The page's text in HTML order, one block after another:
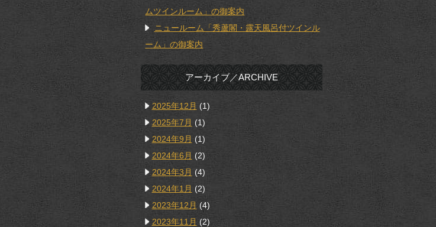
ムツインルーム」の御案内
ニュールーム「秀蘆閣・露天風呂付ツインル
ーム」の御案内
アーカイブ／ARCHIVE
2025年12月 (1)
2025年7月 (1)
2024年9月 (1)
2024年6月 (2)
2024年3月 (4)
2024年1月 (2)
2023年12月 (4)
2023年11月 (2)